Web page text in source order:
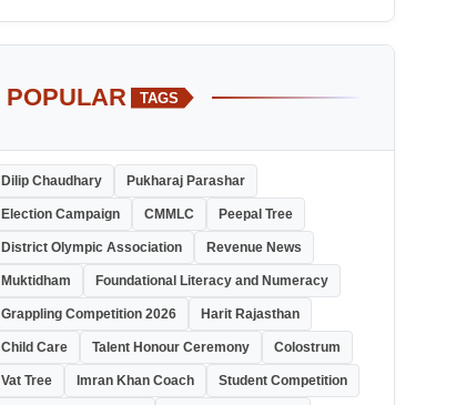
POPULAR TAGS
Dilip Chaudhary Pukharaj Parashar
Election Campaign CMMLC Peepal Tree
District Olympic Association Revenue News
Muktidham Foundational Literacy and Numeracy
Grappling Competition 2026 Harit Rajasthan
Child Care Talent Honour Ceremony Colostrum
Vat Tree Imran Khan Coach Student Competition